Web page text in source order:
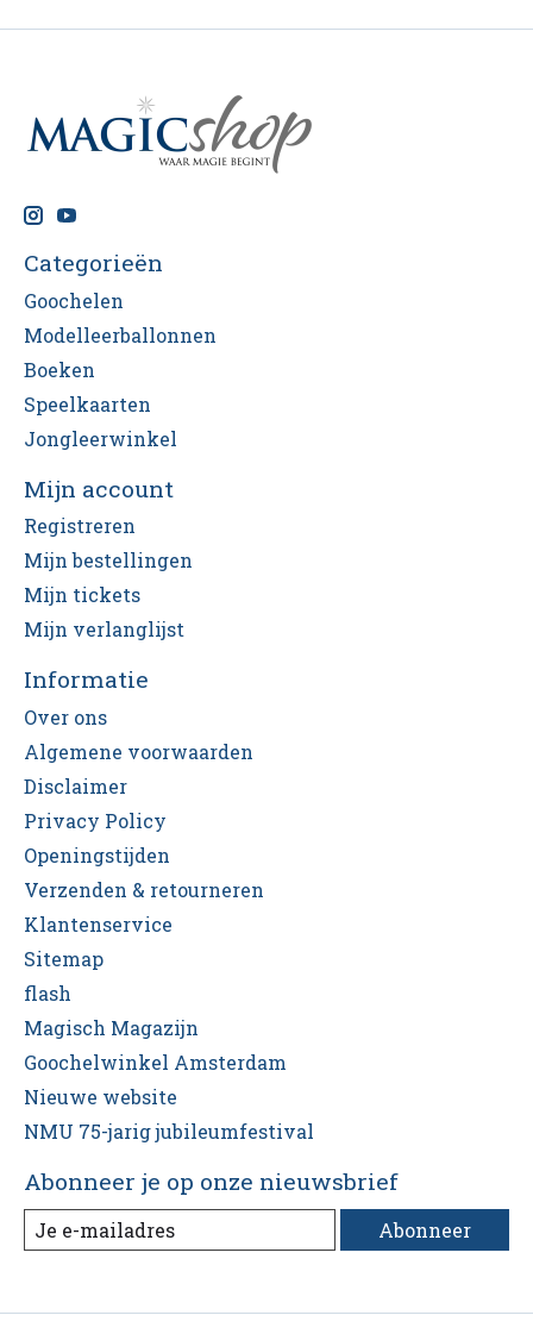
Categorieën
Goochelen
Modelleerballonnen
Boeken
Speelkaarten
Jongleerwinkel
Mijn account
Registreren
Mijn bestellingen
Mijn tickets
Mijn verlanglijst
Informatie
Over ons
Algemene voorwaarden
Disclaimer
Privacy Policy
Openingstijden
Verzenden & retourneren
Klantenservice
Sitemap
flash
Magisch Magazijn
Goochelwinkel Amsterdam
Nieuwe website
NMU 75-jarig jubileumfestival
Abonneer je op onze nieuwsbrief
Abonneer